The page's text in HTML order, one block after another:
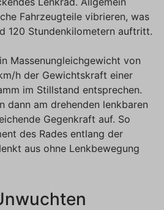
Fahrzeugteile vibrieren, was
120 Stundenkilometern auftritt.
Massenungleichgewicht von
h der Gewichtskraft einer
im Stillstand entsprechen.
dann am drehenden lenkbaren
Gegenkraft auf. So
des Rades entlang der
aus ohne Lenkbewegung